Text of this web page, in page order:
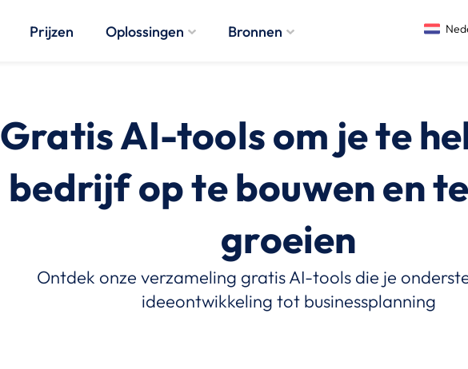
Prijzen Oplossingen Bronnen
Gratis AI-tools om je te
bedrijf op te bouwen en
groeien
Ontdek onze verzameling gratis AI-tools die je
ideeontwikkeling tot businessplanning